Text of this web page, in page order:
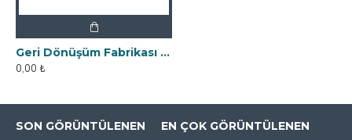
Geri Dönüşüm Fabrikası İçin Kolay Temizlenebilir Neodyum Elek Mıknatıs
0,00 ₺
SON GÖRÜNTÜLENEN EN ÇOK GÖRÜNTÜLENEN